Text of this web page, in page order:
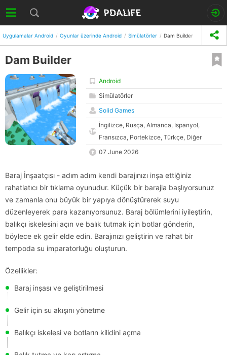
Uygulamalar Android Oyunlar üzerinde Android Simülatörler Dam Builder
Dam Builder
Android
Simülatörler
Solid Games
İngilizce, Rusça, Almanca, İspanyol,
Fransızca, Portekizce, Türkçe, Diğer
07 June 2026
Baraj İnşaatçısı - adım adım kendi barajınızı inşa ettiğiniz
rahatlatıcı bir tıklama oyunudur. Küçük bir barajla başlıyorsunuz
ve zamanla onu büyük bir yapıya dönüştürerek suyu
düzenleyerek para kazanıyorsunuz. Baraj bölümlerini iyileştirin,
balıkçı iskelesini açın ve balık tutmak için botlar gönderin,
böylece ek gelir elde edin. Barajınızı geliştirin ve rahat bir
tempoda su imparatorluğu oluşturun.
Özellikler:
Baraj inşası ve geliştirilmesi
Gelir için su akışını yönetme
Balıkçı iskelesi ve botların kilidini açma